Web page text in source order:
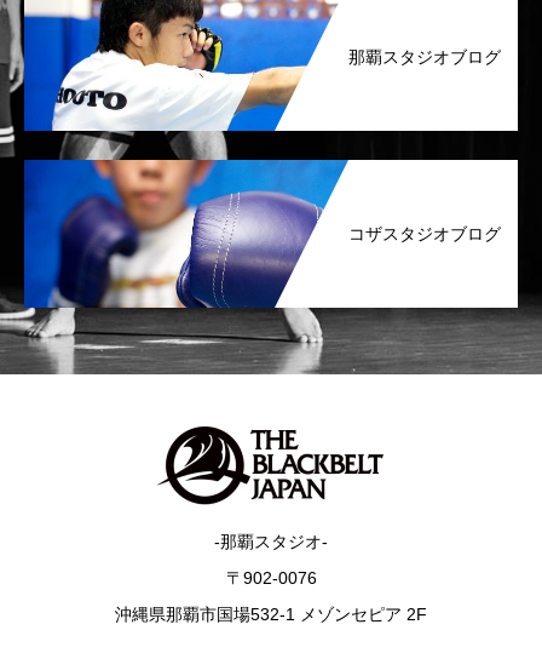
那覇スタジオブログ
コザスタジオブログ
-那覇スタジオ-
〒902-0076
沖縄県那覇市国場532-1 メゾンセピア 2F